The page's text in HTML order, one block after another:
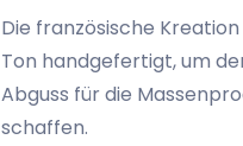
Die französische
Ton handgefertigt, um
Abguss für die
schaffen.